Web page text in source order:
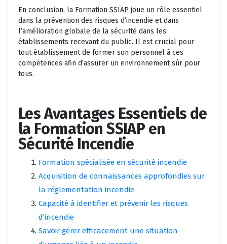
En conclusion, la Formation SSIAP joue un rôle essentiel
dans la prévention des risques d’incendie et dans
l’amélioration globale de la sécurité dans les
établissements recevant du public. Il est crucial pour
tout établissement de former son personnel à ces
compétences afin d’assurer un environnement sûr pour
tous.
Les Avantages Essentiels de
la Formation SSIAP en
Sécurité Incendie
Formation spécialisée en sécurité incendie
Acquisition de connaissances approfondies sur
la réglementation incendie
Capacité à identifier et prévenir les risques
d’incendie
Savoir gérer efficacement une situation